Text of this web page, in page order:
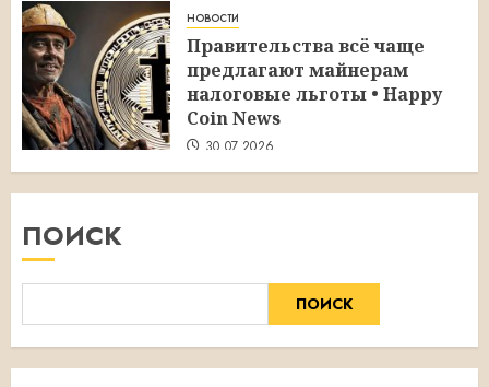
новости
Правительства всё чаще
предлагают майнерам
налоговые льготы • Happy
Coin News
30.07.2026
ПОИСК
ПОИСК